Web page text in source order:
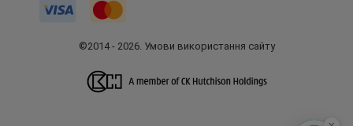
©2014 - 2026. Умови використання сайту